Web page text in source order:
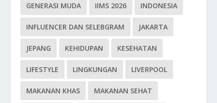
GENERASI MUDA IIMS 2026 INDONESIA
INFLUENCER DAN SELEBGRAM JAKARTA
JEPANG KEHIDUPAN KESEHATAN
LIFESTYLE LINGKUNGAN LIVERPOOL
MAKANAN KHAS MAKANAN SEHAT